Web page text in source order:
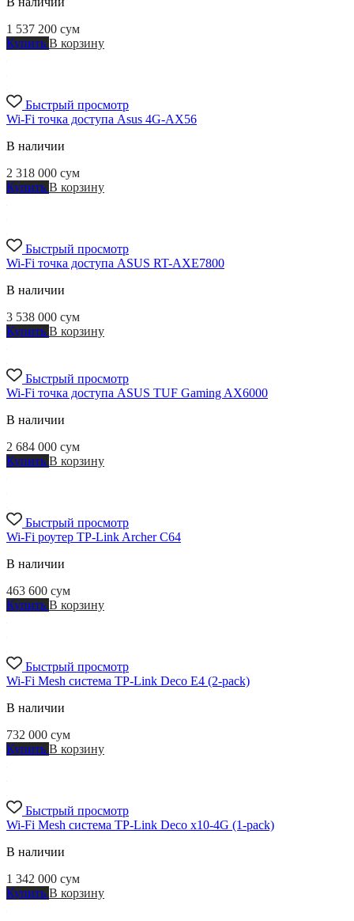
1 537 200 сум
Купить В корзину
Быстрый просмотр
Wi-Fi точка доступа Asus 4G-AX56
В наличии
2 318 000 сум
Купить В корзину
Быстрый просмотр
Wi-Fi точка доступа ASUS RT-AXE7800
В наличии
3 538 000 сум
Купить В корзину
Быстрый просмотр
Wi-Fi точка доступа ASUS TUF Gaming AX6000
В наличии
2 684 000 сум
Купить В корзину
Быстрый просмотр
Wi-Fi роутер TP-Link Archer C64
В наличии
463 600 сум
Купить В корзину
Быстрый просмотр
Wi-Fi Mesh система TP-Link Deco E4 (2-pack)
В наличии
732 000 сум
Купить В корзину
Быстрый просмотр
Wi-Fi Mesh система TP-Link Deco x10-4G (1-pack)
В наличии
1 342 000 сум
Купить В корзину